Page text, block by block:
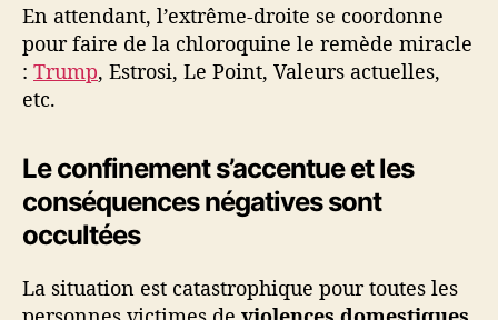
En attendant, l’extrême-droite se coordonne
pour faire de la chloroquine le remède miracle
: Trump, Estrosi, Le Point, Valeurs actuelles,
etc.
Le confinement s’accentue et les
conséquences négatives sont
occultées
La situation est catastrophique pour toutes les